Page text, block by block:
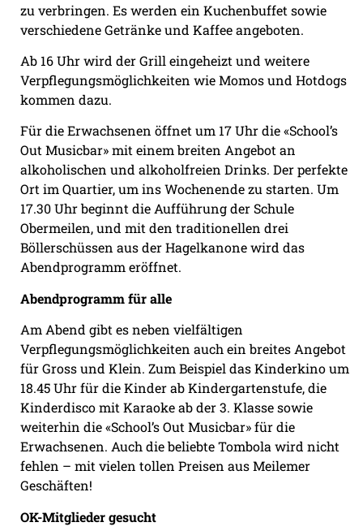
zu verbringen. Es werden ein Kuchenbuffet sowie
verschiedene Getränke und Kaffee angeboten.
Ab 16 Uhr wird der Grill eingeheizt und weitere
Verpflegungsmöglichkeiten wie Momos und Hotdogs
kommen dazu.
Für die Erwachsenen öffnet um 17 Uhr die «School’s
Out Musicbar» mit einem breiten Angebot an
alkoholischen und alkoholfreien Drinks. Der perfekte
Ort im Quartier, um ins Wochenende zu starten. Um
17.30 Uhr beginnt die Aufführung der Schule
Obermeilen, und mit den traditionellen drei
Böllerschüssen aus der Hagelkanone wird das
Abendprogramm eröffnet.
Abendprogramm für alle
Am Abend gibt es neben vielfältigen
Verpflegungsmöglichkeiten auch ein breites Angebot
für Gross und Klein. Zum Beispiel das Kinderkino um
18.45 Uhr für die Kinder ab Kindergartenstufe, die
Kinderdisco mit Karaoke ab der 3. Klasse sowie
weiterhin die «School’s Out Musicbar» für die
Erwachsenen. Auch die beliebte Tombola wird nicht
fehlen – mit vielen tollen Preisen aus Meilemer
Geschäften!
OK-Mitglieder gesucht